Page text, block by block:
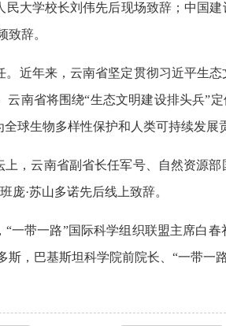
大学校长刘伟先后现场致辞；中国
致辞。
近年来，云南省坚定贯彻习近平生
南省将围绕“生态文明建设排头兵”
球生物多样性保护和人类可持续发展
，云南省副省长任军号、自然资源
庞·苏山多诺先后线上致辞。
一带一路”国际科学组织联盟主席白
，巴基斯坦科学院前院长、“一带一